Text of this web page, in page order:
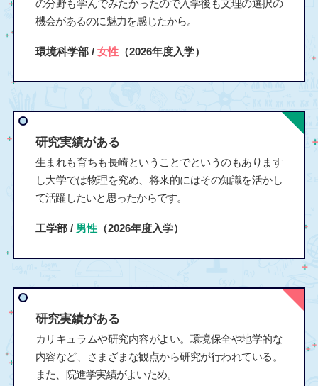
の分野も学んでみたかったので入学後も文理の選択の
機会があるのに魅力を感じたから。
環境科学部 / 女性（2026年度入学）
研究実績がある
生まれも育ちも長崎ということでというのもあります
し大学では物理を究め、将来的にはその知識を活かし
て活躍したいと思ったからです。
工学部 / 男性（2026年度入学）
研究実績がある
カリキュラムや研究内容がよい。環境保全や地学的な
内容など、さまざまな観点から研究が行われている。
また、院進学実績がよいため。